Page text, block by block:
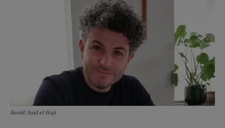
Beeld: Said el Haji